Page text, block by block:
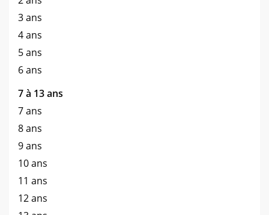
3 ans
4 ans
5 ans
6 ans
7 à 13 ans
7 ans
8 ans
9 ans
10 ans
11 ans
12 ans